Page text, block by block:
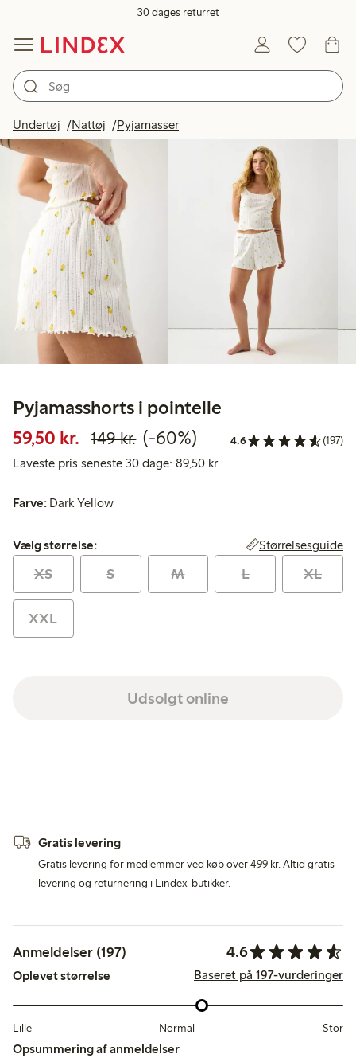
30 dages returret
Undertøj Nattøj Pyjamasser
Pyjamasshorts i pointelle
59,50 kr. Nedsat pris: 59,50 kr.
149 kr.Normalpris: 149,00 kr.
60 % rabat
(-60%) 4.6 (197)
Laveste pris seneste 30 dage: 89,50 kr.
Farve: Dark Yellow
Vælg størrelse:
Vælg størrelse: Størrelsesguide
XS S M L XL
XXL
Udsolgt online
Gratis levering
Gratis levering for medlemmer ved køb over 499 kr. Altid gratis
levering og returnering i Lindex-butikker.
Anmeldelser (197) 4.6
Oplevet størrelse Baseret på 197-vurderinger
Lille Normal Stor
Opsummering af anmeldelser